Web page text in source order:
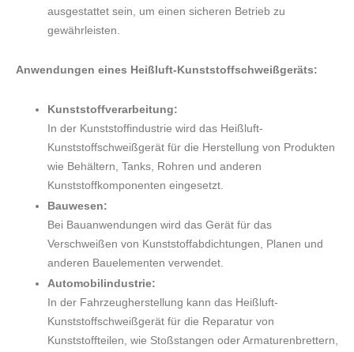
ausgestattet sein, um einen sicheren Betrieb zu
gewährleisten.
Anwendungen eines Heißluft-Kunststoffschweißgeräts:
Kunststoffverarbeitung:
In der Kunststoffindustrie wird das Heißluft-
Kunststoffschweißgerät für die Herstellung von Produkten
wie Behältern, Tanks, Rohren und anderen
Kunststoffkomponenten eingesetzt.
Bauwesen:
Bei Bauanwendungen wird das Gerät für das
Verschweißen von Kunststoffabdichtungen, Planen und
anderen Bauelementen verwendet.
Automobilindustrie:
In der Fahrzeugherstellung kann das Heißluft-
Kunststoffschweißgerät für die Reparatur von
Kunststoffteilen, wie Stoßstangen oder Armaturenbrettern,